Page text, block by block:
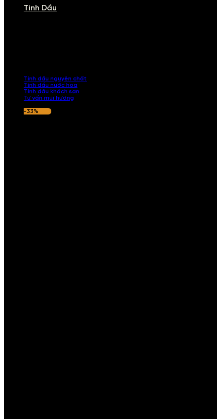
Tinh Dầu
Tinh dầu nguyên chất
Tinh dầu nước hoa
Tinh dầu khách sạn
Tư vấn mùi hương
-33%